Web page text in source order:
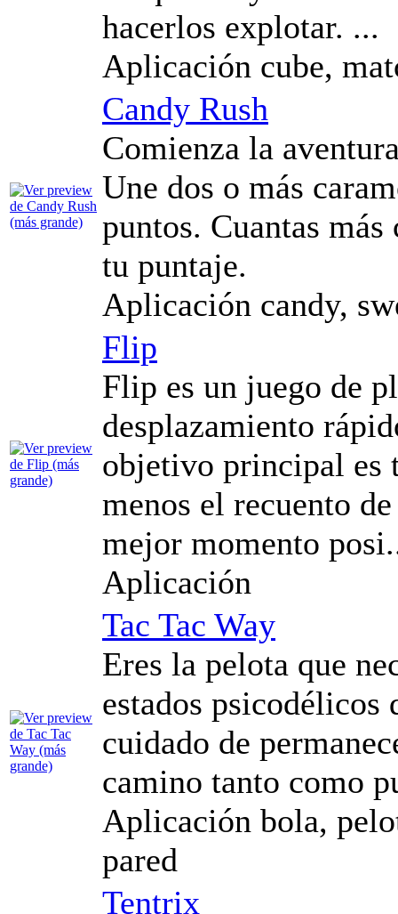
hacerlos explotar. ...
Aplicación cube,
Candy Rush
Comienza la
Une dos o más
puntos. Cuantas
tu puntaje.
Aplicación candy,
Flip
Flip es un juego de
desplazamiento
objetivo principal es
menos el recuento
mejor momento
Aplicación
Tac Tac Way
Eres la pelota que
estados psicodélicos
cuidado de
camino tanto como
Aplicación bola,
pared
Tentrix